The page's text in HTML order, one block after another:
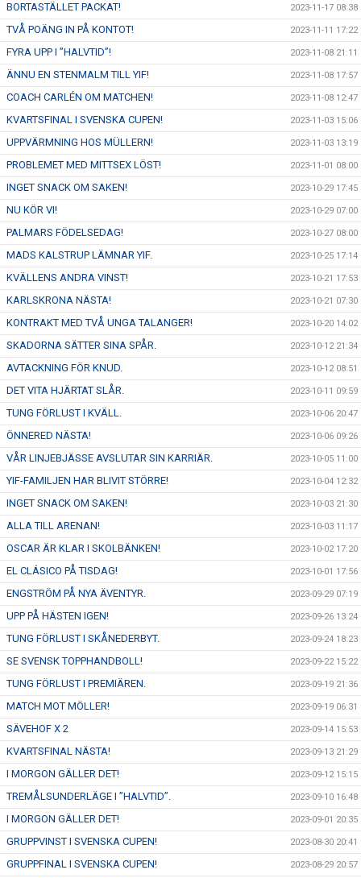
BORTASTÄLLET PACKAT! 2023-11-17 08:38
TVÅ POÄNG IN PÅ KONTOT! 2023-11-11 17:22
FYRA UPP I ”HALVTID”! 2023-11-08 21:11
ÄNNU EN STENMALM TILL YIF! 2023-11-08 17:57
COACH CARLÉN OM MATCHEN! 2023-11-08 12:47
KVARTSFINAL I SVENSKA CUPEN! 2023-11-03 15:06
UPPVÄRMNING HOS MÜLLERN! 2023-11-03 13:19
PROBLEMET MED MITTSEX LÖST! 2023-11-01 08:00
INGET SNACK OM SAKEN! 2023-10-29 17:45
NU KÖR VI! 2023-10-29 07:00
PALMARS FÖDELSEDAG! 2023-10-27 08:00
MADS KALSTRUP LÄMNAR YIF. 2023-10-25 17:14
KVÄLLENS ANDRA VINST! 2023-10-21 17:53
KARLSKRONA NÄSTA! 2023-10-21 07:30
KONTRAKT MED TVÅ UNGA TALANGER! 2023-10-20 14:02
SKADORNA SÄTTER SINA SPÅR. 2023-10-12 21:34
AVTACKNING FÖR KNUD. 2023-10-12 08:51
DET VITA HJÄRTAT SLÅR. 2023-10-11 09:59
TUNG FÖRLUST I KVÄLL. 2023-10-06 20:47
ÖNNERED NÄSTA! 2023-10-06 09:26
VÅR LINJEBJÄSSE AVSLUTAR SIN KARRIÄR. 2023-10-05 11:00
YIF-FAMILJEN HAR BLIVIT STÖRRE! 2023-10-04 12:32
INGET SNACK OM SAKEN! 2023-10-03 21:30
ALLA TILL ARENAN! 2023-10-03 11:17
OSCAR ÄR KLAR I SKOLBÄNKEN! 2023-10-02 17:20
EL CLÁSICO PÅ TISDAG! 2023-10-01 17:56
ENGSTRÖM PÅ NYA ÄVENTYR. 2023-09-29 07:19
UPP PÅ HÄSTEN IGEN! 2023-09-26 13:24
TUNG FÖRLUST I SKÅNEDERBYT. 2023-09-24 18:23
SE SVENSK TOPPHANDBOLL! 2023-09-22 15:22
TUNG FÖRLUST I PREMIÄREN. 2023-09-19 21:36
MATCH MOT MÖLLER! 2023-09-19 06:31
SÄVEHOF X 2 2023-09-14 15:53
KVARTSFINAL NÄSTA! 2023-09-13 21:29
I MORGON GÄLLER DET! 2023-09-12 15:15
TREMÅLSUNDERLÄGE I ”HALVTID”. 2023-09-10 16:48
I MORGON GÄLLER DET! 2023-09-01 20:35
GRUPPVINST I SVENSKA CUPEN! 2023-08-30 20:41
GRUPPFINAL I SVENSKA CUPEN! 2023-08-29 20:57